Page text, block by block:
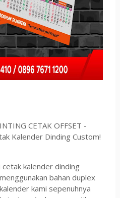
CETAK OFFSET -
Kalender Dinding Custom!
kalender dinding
bahan duplex
kami sepenuhnya